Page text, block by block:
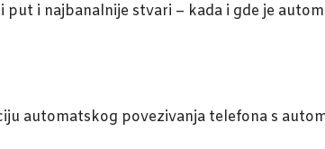
put i najbanalnije stvari – kada i gde je
automatskog povezivanja telefona s